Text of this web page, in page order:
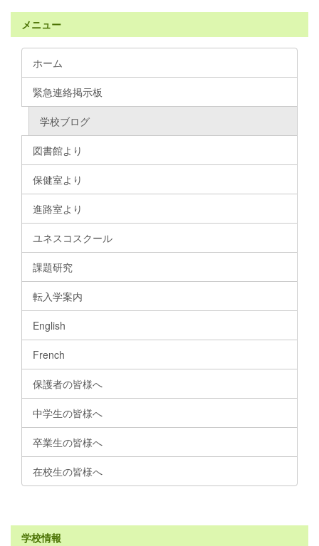
メニュー
ホーム
緊急連絡掲示板
学校ブログ
図書館より
保健室より
進路室より
ユネスコスクール
課題研究
転入学案内
English
French
保護者の皆様へ
中学生の皆様へ
卒業生の皆様へ
在校生の皆様へ
学校情報